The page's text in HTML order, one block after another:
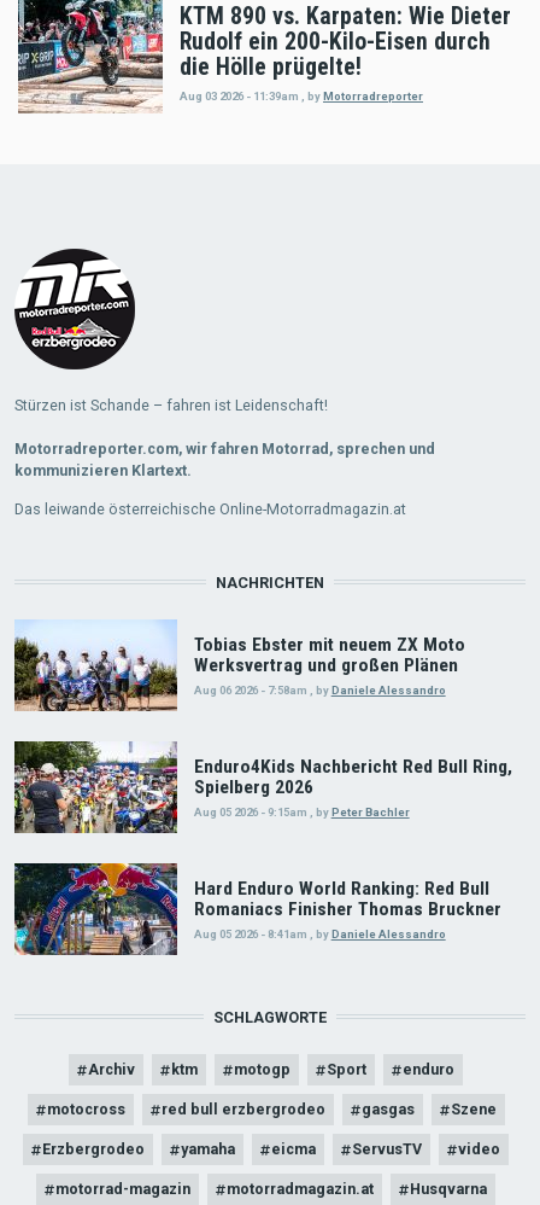
KTM 890 vs. Karpaten: Wie Dieter
Rudolf ein 200-Kilo-Eisen durch
die Hölle prügelte!
Aug 03 2026 - 11:39am byMotorradreporter
Stürzen ist Schande – fahren ist Leidenschaft!
Motorradreporter.com, wir fahren Motorrad, sprechen und
kommunizieren Klartext.
Das leiwande österreichische Online-Motorradmagazin.at
NACHRICHTEN
Tobias Ebster mit neuem ZX Moto
Werksvertrag und großen Plänen
Aug 06 2026 - 7:58am byDaniele Alessandro
Enduro4Kids Nachbericht Red Bull Ring,
Spielberg 2026
Aug 05 2026 - 9:15am byPeter Bachler
Hard Enduro World Ranking: Red Bull
Romaniacs Finisher Thomas Bruckner
Aug 05 2026 - 8:41am byDaniele Alessandro
SCHLAGWORTE
Archiv ktm motogp Sport enduro
motocross red bull erzbergrodeo gasgas Szene
Erzbergrodeo yamaha eicma ServusTV video
motorrad-magazin motorradmagazin.at Husqvarna